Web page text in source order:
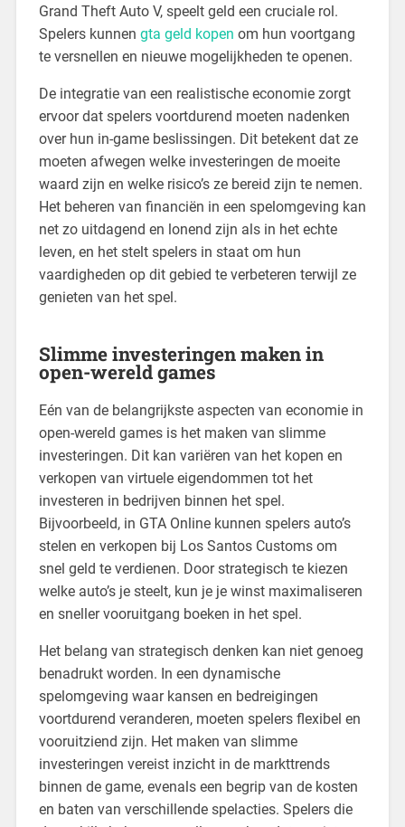
Grand Theft Auto V, speelt geld een cruciale rol.
Spelers kunnen gta geld kopen om hun voortgang
te versnellen en nieuwe mogelijkheden te openen.
De integratie van een realistische economie zorgt
ervoor dat spelers voortdurend moeten nadenken
over hun in-game beslissingen. Dit betekent dat ze
moeten afwegen welke investeringen de moeite
waard zijn en welke risico’s ze bereid zijn te nemen.
Het beheren van financiën in een spelomgeving kan
net zo uitdagend en lonend zijn als in het echte
leven, en het stelt spelers in staat om hun
vaardigheden op dit gebied te verbeteren terwijl ze
genieten van het spel.
Slimme investeringen maken in
open-wereld games
Eén van de belangrijkste aspecten van economie in
open-wereld games is het maken van slimme
investeringen. Dit kan variëren van het kopen en
verkopen van virtuele eigendommen tot het
investeren in bedrijven binnen het spel.
Bijvoorbeeld, in GTA Online kunnen spelers auto’s
stelen en verkopen bij Los Santos Customs om
snel geld te verdienen. Door strategisch te kiezen
welke auto’s je steelt, kun je je winst maximaliseren
en sneller vooruitgang boeken in het spel.
Het belang van strategisch denken kan niet genoeg
benadrukt worden. In een dynamische
spelomgeving waar kansen en bedreigingen
voortdurend veranderen, moeten spelers flexibel en
vooruitziend zijn. Het maken van slimme
investeringen vereist inzicht in de markttrends
binnen de game, evenals een begrip van de kosten
en baten van verschillende spelacties. Spelers die